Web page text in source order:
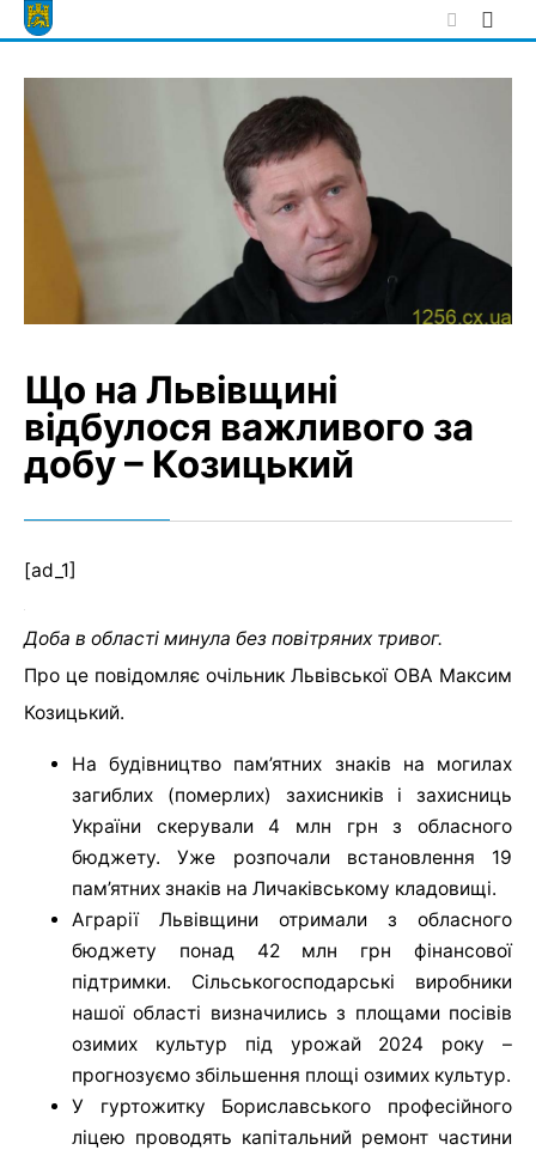
Skip
to
Що на Львівщині
відбулося важливого за
добу – Козицький
[ad_1]
Доба в області минула без повітряних тривог.
Про це повідомляє очільник Львівської ОВА Максим
Козицький.
На будівництво пам’ятних знаків на могилах
загиблих (померлих) захисників і захисниць
України скерували 4 млн грн з обласного
бюджету. Уже розпочали встановлення 19
пам’ятних знаків на Личаківському кладовищі.
Аграрії Львівщини отримали з обласного
бюджету понад 42 млн грн фінансової
підтримки. Сільськогосподарські виробники
нашої області визначились з площами посівів
озимих культур під урожай 2024 року –
прогнозуємо збільшення площі озимих культур.
У гуртожитку Бориславського професійного
ліцею проводять капітальний ремонт частини